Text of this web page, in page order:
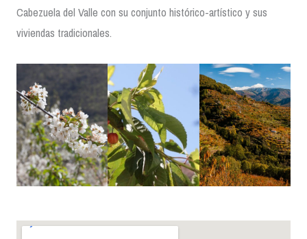
Cabezuela del Valle con su conjunto histórico-artístico y sus
viviendas tradicionales.